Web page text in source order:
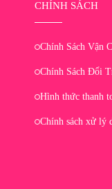
CHÍNH SÁCH
Chính Sách Vận
Chính Sách Đổi
Hình thức thanh
Chính sách xử lý